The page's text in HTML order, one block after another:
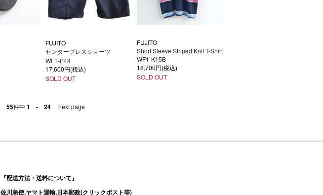
FUJITO
センタープレスショーツ
WF1-P48
17,600円(税込)
SOLD OUT
FUJITO
Short Sleeve Striped Knit T-Shirt
WF1-K15B
18,700円(税込)
SOLD OUT
55件中 1 - 24 next page
『配送方法・送料について』
佐川急便,ヤマト運輸,日本郵政(クリックポスト等)